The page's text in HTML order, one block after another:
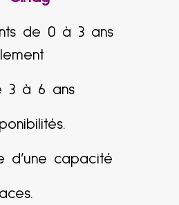
de 0 à 3 ans
3 à 6 ans
d’une capacité